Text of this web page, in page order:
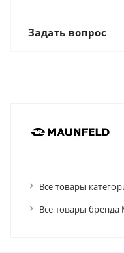
Задать вопрос
Все товары
Все товары бренда